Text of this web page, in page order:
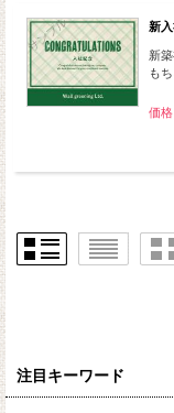
新
新
も
価
注目キーワード